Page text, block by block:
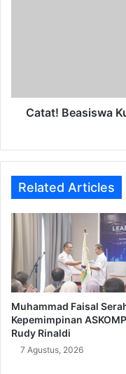
Catat! Beasiswa
Related Articles
Muhammad Faisal
Kepemimpinan
Rudy Rinaldi
7 Agustus, 2026